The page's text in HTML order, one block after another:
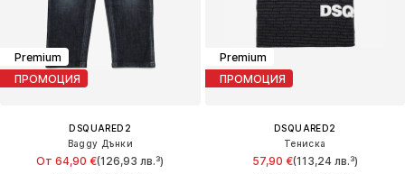
Premium
ПРОМОЦИЯ
DSQUARED2
Baggy Дънки
От 64,90 €(126,93 лв.³)
Premium
ПРОМОЦИЯ
DSQUARED2
Тениска
57,90 €(113,24 лв.³)